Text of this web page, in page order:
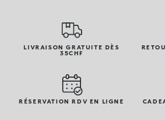
LIVRAISON GRATUITE DÈS
35CHF
RÉSERVATION RDV EN LIGNE